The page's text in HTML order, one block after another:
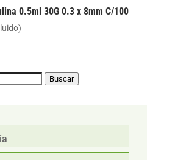
0.5ml 30G 0.3 x 8mm C/100
Buscar